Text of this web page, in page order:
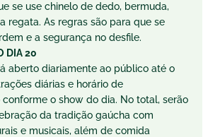
se use chinelo de dedo, bermuda,
regata. As regras são para que se
e a segurança no desfile.
DIA 20
aberto diariamente ao público até o
diárias e horário de
o show do dia. No total, serão
da tradição gaúcha com
e musicais, além de comida